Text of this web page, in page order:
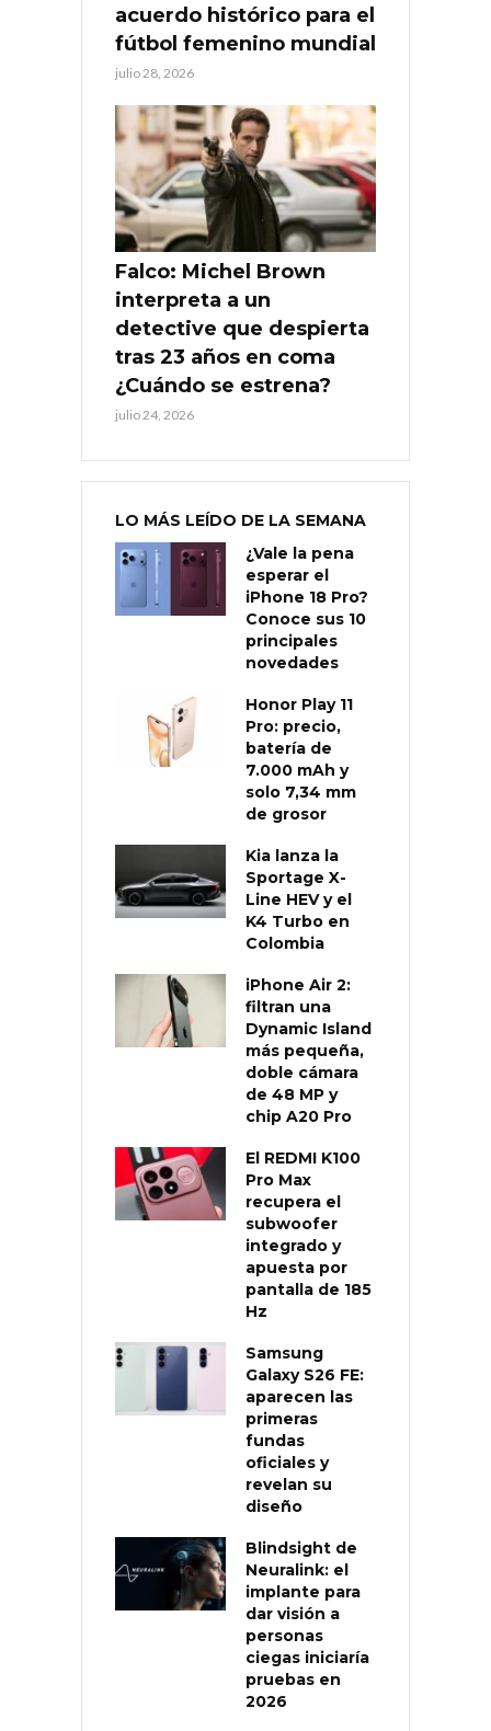
acuerdo histórico para el
fútbol femenino mundial
julio 28, 2026
Falco: Michel Brown
interpreta a un
detective que despierta
tras 23 años en coma
¿Cuándo se estrena?
julio 24, 2026
LO MÁS LEÍDO DE LA SEMANA
¿Vale la pena
esperar el
iPhone 18 Pro?
Conoce sus 10
principales
novedades
Honor Play 11
Pro: precio,
batería de
7.000 mAh y
solo 7,34 mm
de grosor
Kia lanza la
Sportage X-
Line HEV y el
K4 Turbo en
Colombia
iPhone Air 2:
filtran una
Dynamic Island
más pequeña,
doble cámara
de 48 MP y
chip A20 Pro
El REDMI K100
Pro Max
recupera el
subwoofer
integrado y
apuesta por
pantalla de 185
Hz
Samsung
Galaxy S26 FE:
aparecen las
primeras
fundas
oficiales y
revelan su
diseño
Blindsight de
Neuralink: el
implante para
dar visión a
personas
ciegas iniciaría
pruebas en
2026